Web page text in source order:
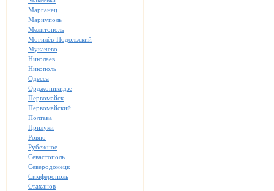
Марганец
Мариуполь
Мелитополь
Могилёв-Подольский
Мукачево
Николаев
Никополь
Одесса
Орджоникидзе
Первомайск
Первомайский
Полтава
Прилуки
Ровно
Рубежное
Севастополь
Северодонецк
Симферополь
Стаханов